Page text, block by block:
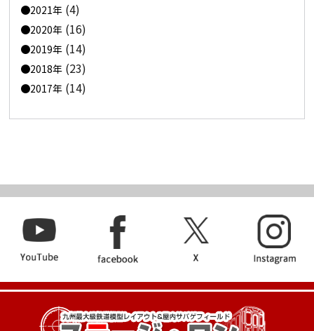
2021年 (4)
2020年 (16)
2019年 (14)
2018年 (23)
2017年 (14)